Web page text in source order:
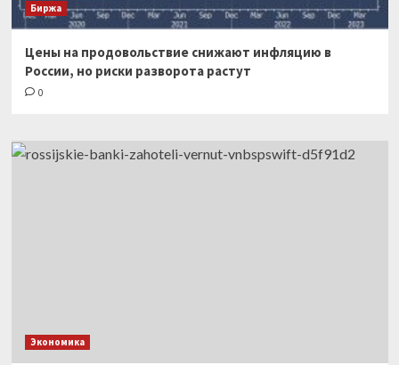
Биржа
Цены на продовольствие снижают инфляцию в
России, но риски разворота растут
0
Экономика